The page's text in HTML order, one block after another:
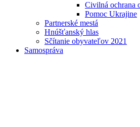
Civilná ochrana
Pomoc Ukrajine
Partnerské mestá
Hnúšťanský hlas
Sčítanie obyvateľov 2021
Samospráva